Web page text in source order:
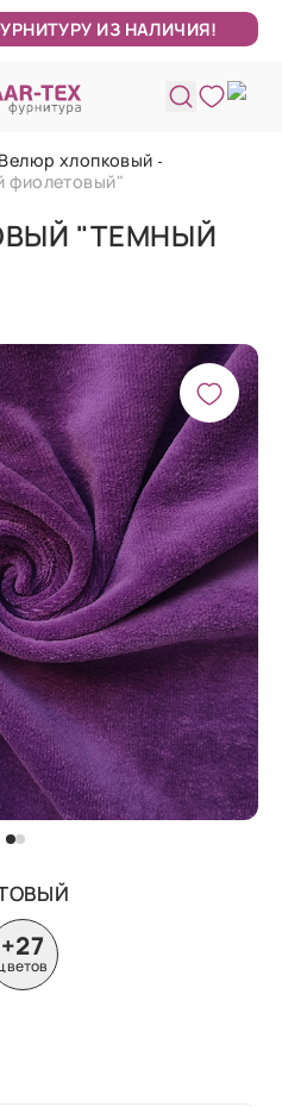
ИЗ НАЛИЧИЯ!
Велюр хлопковый
фиолетовый"
"ТЕМНЫЙ
+27